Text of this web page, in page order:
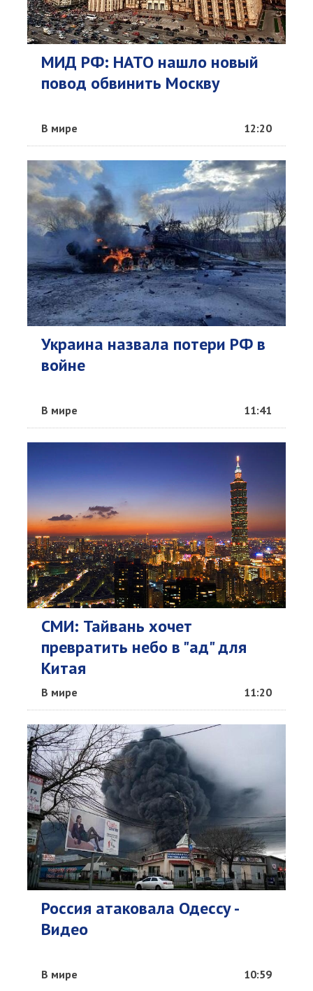
МИД РФ: НАТО нашло новый
повод обвинить Москву
В мире 12:20
Украина назвала потери РФ в
войне
В мире 11:41
СМИ: Тайвань хочет
превратить небо в "ад" для
Китая
В мире 11:20
Россия атаковала Одессу -
Видео
В мире 10:59